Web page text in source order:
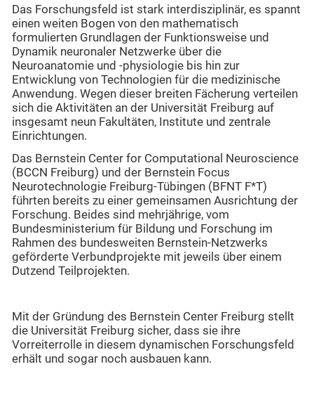
Das Forschungsfeld ist stark interdisziplinär, es spannt
einen weiten Bogen von den mathematisch
formulierten Grundlagen der Funktionsweise und
Dynamik neuronaler Netzwerke über die
Neuroanatomie und ‑physiologie bis hin zur
Entwicklung von Technologien für die medizinische
Anwendung. Wegen dieser breiten Fächerung verteilen
sich die Aktivitäten an der Universität Freiburg auf
insgesamt neun Fakultäten, Institute und zentrale
Einrichtungen.
Das Bernstein Center for Computational Neuroscience
(BCCN Freiburg) und der Bernstein Focus
Neurotechnologie Freiburg-Tübingen (BFNT F*T)
führten bereits zu einer gemeinsamen Ausrichtung der
Forschung. Beides sind mehrjährige, vom
Bundesministerium für Bildung und Forschung im
Rahmen des bundesweiten Bernstein-Netzwerks
geförderte Verbundprojekte mit jeweils über einem
Dutzend Teilprojekten.
Mit der Gründung des Bernstein Center Freiburg stellt
die Universität Freiburg sicher, dass sie ihre
Vorreiterrolle in diesem dynamischen Forschungsfeld
erhält und sogar noch ausbauen kann.